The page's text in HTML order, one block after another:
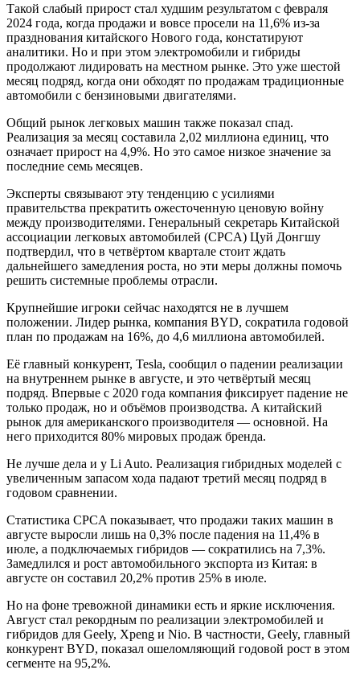
Такой слабый прирост стал худшим результатом с февраля
2024 года, когда продажи и вовсе просели на 11,6% из-за
празднования китайского Нового года, констатируют
аналитики. Но и при этом электромобили и гибриды
продолжают лидировать на местном рынке. Это уже шестой
месяц подряд, когда они обходят по продажам традиционные
автомобили с бензиновыми двигателями.
Общий рынок легковых машин также показал спад.
Реализация за месяц составила 2,02 миллиона единиц, что
означает прирост на 4,9%. Но это самое низкое значение за
последние семь месяцев.
Эксперты связывают эту тенденцию с усилиями
правительства прекратить ожесточенную ценовую войну
между производителями. Генеральный секретарь Китайской
ассоциации легковых автомобилей (CPCA) Цуй Донгшу
подтвердил, что в четвёртом квартале стоит ждать
дальнейшего замедления роста, но эти меры должны помочь
решить системные проблемы отрасли.
Крупнейшие игроки сейчас находятся не в лучшем
положении. Лидер рынка, компания BYD, сократила годовой
план по продажам на 16%, до 4,6 миллиона автомобилей.
Её главный конкурент, Tesla, сообщил о падении реализации
на внутреннем рынке в августе, и это четвёртый месяц
подряд. Впервые с 2020 года компания фиксирует падение не
только продаж, но и объёмов производства. А китайский
рынок для американского производителя — основной. На
него приходится 80% мировых продаж бренда.
Не лучше дела и у Li Auto. Реализация гибридных моделей с
увеличенным запасом хода падают третий месяц подряд в
годовом сравнении.
Статистика CPCA показывает, что продажи таких машин в
августе выросли лишь на 0,3% после падения на 11,4% в
июле, а подключаемых гибридов — сократились на 7,3%.
Замедлился и рост автомобильного экспорта из Китая: в
августе он составил 20,2% против 25% в июле.
Но на фоне тревожной динамики есть и яркие исключения.
Август стал рекордным по реализации электромобилей и
гибридов для Geely, Xpeng и Nio. В частности, Geely, главный
конкурент BYD, показал ошеломляющий годовой рост в этом
сегменте на 95,2%.